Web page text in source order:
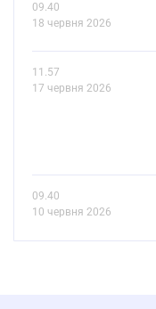
09.40
18 червня 2026
11.57
17 червня 2026
09.40
10 червня 2026